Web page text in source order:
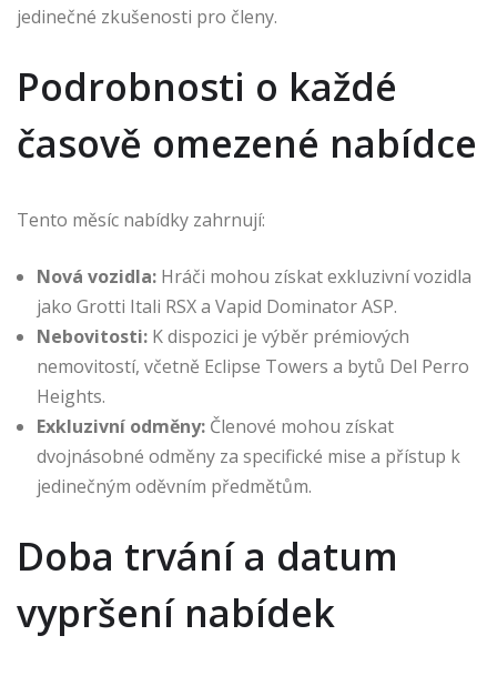
jedinečné zkušenosti pro členy.
Podrobnosti o každé
časově omezené nabídce
Tento měsíc nabídky zahrnují:
Nová vozidla: Hráči mohou získat exkluzivní vozidla
jako Grotti Itali RSX a Vapid Dominator ASP.
Nebovitosti: K dispozici je výběr prémiových
nemovitostí, včetně Eclipse Towers a bytů Del Perro
Heights.
Exkluzivní odměny: Členové mohou získat
dvojnásobné odměny za specifické mise a přístup k
jedinečným oděvním předmětům.
Doba trvání a datum
vypršení nabídek